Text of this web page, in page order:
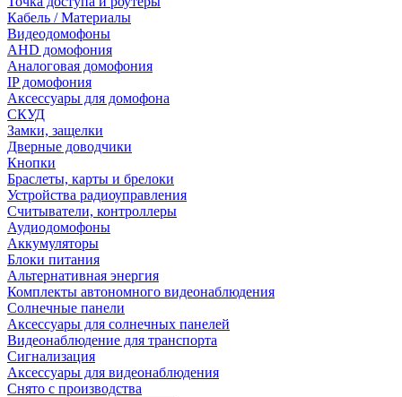
Кабель / Материалы
Видеодомофоны
AHD домофония
Аналоговая домофония
IP домофония
Аксессуары для домофона
СКУД
Замки, защелки
Дверные доводчики
Кнопки
Браслеты, карты и брелоки
Устройства радиоуправления
Считыватели, контроллеры
Аудиодомофоны
Аккумуляторы
Блоки питания
Альтернативная энергия
Комплекты автономного видеонаблюдения
Солнечные панели
Аксессуары для солнечных панелей
Видеонаблюдение для транспорта
Сигнализация
Аксессуары для видеонаблюдения
Снято с производства